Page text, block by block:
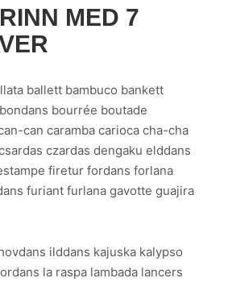
MED 7
ballett bambuco bankett
bourrée boutade
can caramba carioca cha-cha
czardas dengaku elddans
firetur fordans forlana
furiant furlana gavotte guajira
ilddans kajuska kalypso
la raspa lambada lancers